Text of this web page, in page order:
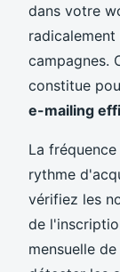
dans votre
campagnes.
constitue
e-mailing
La
rythme
vérifiez les
de
mensuelle